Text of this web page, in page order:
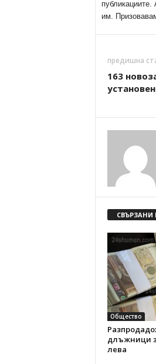
публикациите.
им.
предишна
163
Общество
длъжници
лева